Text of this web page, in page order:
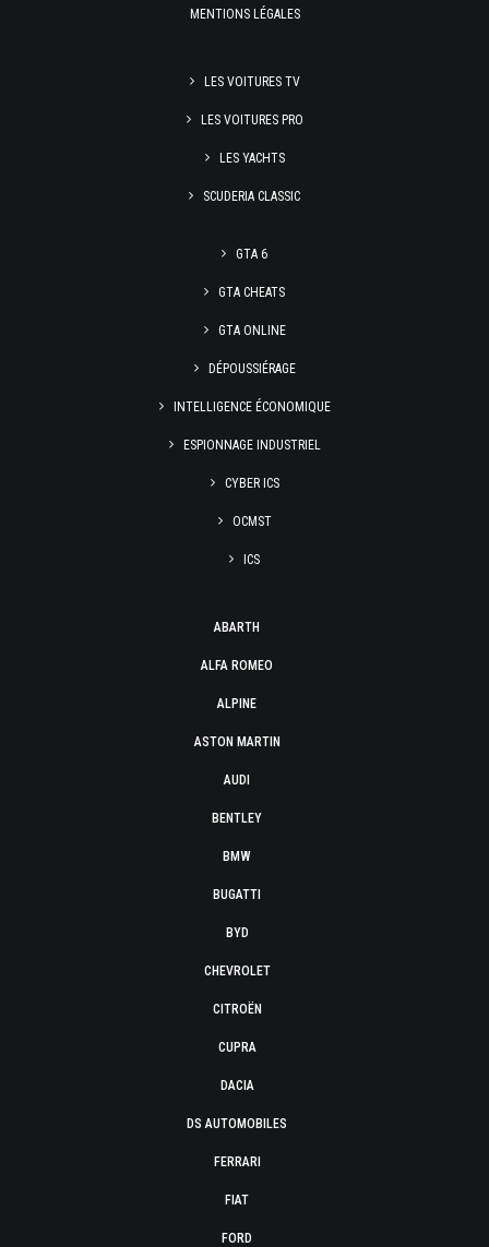
MENTIONS LÉGALES
LES VOITURES TV
LES VOITURES PRO
LES YACHTS
SCUDERIA CLASSIC
GTA 6
GTA CHEATS
GTA ONLINE
DÉPOUSSIÉRAGE
INTELLIGENCE ÉCONOMIQUE
ESPIONNAGE INDUSTRIEL
CYBER ICS
OCMST
ICS
ABARTH
ALFA ROMEO
ALPINE
ASTON MARTIN
AUDI
BENTLEY
BMW
BUGATTI
BYD
CHEVROLET
CITROËN
CUPRA
DACIA
DS AUTOMOBILES
FERRARI
FIAT
FORD